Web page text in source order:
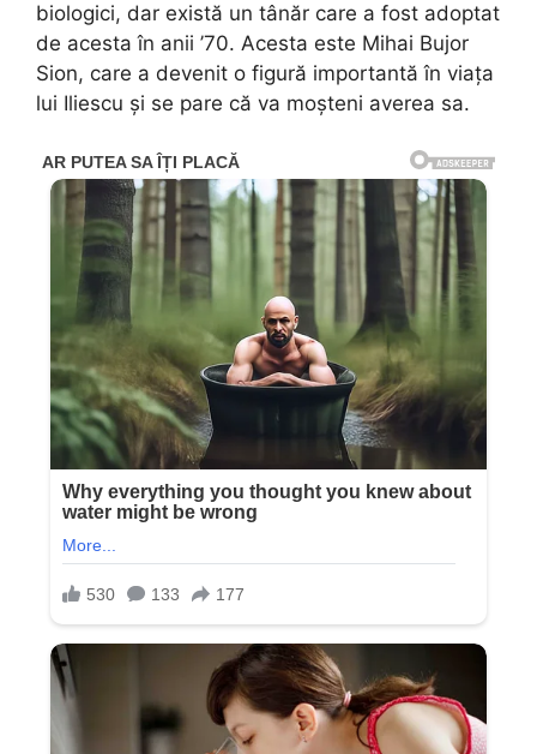
biologici, dar există un tânăr care a fost adoptat
de acesta în anii ’70. Acesta este Mihai Bujor
Sion, care a devenit o figură importantă în viața
lui Iliescu și se pare că va moșteni averea sa.